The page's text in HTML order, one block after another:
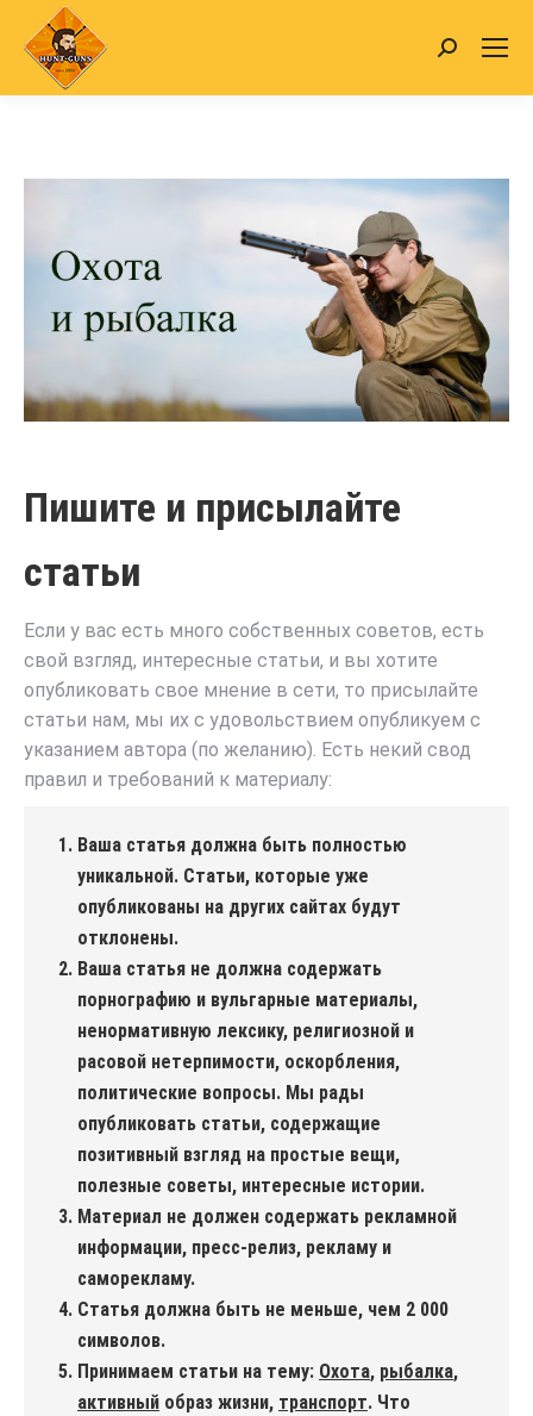
Search:
Пишите и присылайте
статьи
Если у вас есть много собственных советов, есть
свой взгляд, интересные статьи, и вы хотите
опубликовать свое мнение в сети, то присылайте
статьи нам, мы их с удовольствием опубликуем с
указанием автора (по желанию). Есть некий свод
правил и требований к материалу:
Ваша статья должна быть полностью
уникальной. Статьи, которые уже
опубликованы на других сайтах будут
отклонены.
Ваша статья не должна содержать
порнографию и вульгарные материалы,
ненормативную лексику, религиозной и
расовой нетерпимости, оскорбления,
политические вопросы. Мы рады
опубликовать статьи, содержащие
позитивный взгляд на простые вещи,
полезные советы, интересные истории.
Материал не должен содержать рекламной
информации, пресс-релиз, рекламу и
саморекламу.
Статья должна быть не меньше, чем 2 000
символов.
Принимаем статьи на тему: Охота, рыбалка,
активный образ жизни, транспорт. Что